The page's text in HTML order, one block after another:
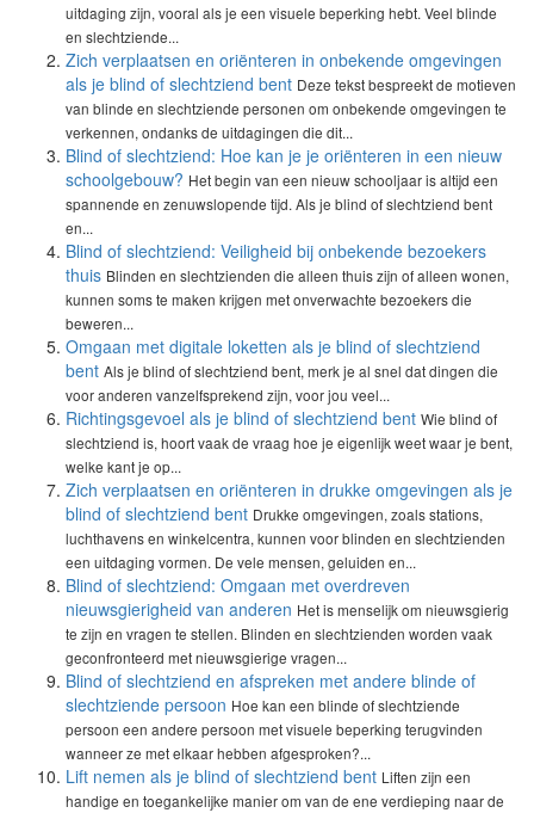
uitdaging zijn, vooral als je een visuele beperking hebt. Veel blinde
en slechtziende...
Zich verplaatsen en oriënteren in onbekende omgevingen
als je blind of slechtziend bent Deze tekst bespreekt de motieven
van blinde en slechtziende personen om onbekende omgevingen te
verkennen, ondanks de uitdagingen die dit...
Blind of slechtziend: Hoe kan je je oriënteren in een nieuw
schoolgebouw? Het begin van een nieuw schooljaar is altijd een
spannende en zenuwslopende tijd. Als je blind of slechtziend bent
en...
Blind of slechtziend: Veiligheid bij onbekende bezoekers
thuis Blinden en slechtzienden die alleen thuis zijn of alleen wonen,
kunnen soms te maken krijgen met onverwachte bezoekers die
beweren...
Omgaan met digitale loketten als je blind of slechtziend
bent Als je blind of slechtziend bent, merk je al snel dat dingen die
voor anderen vanzelfsprekend zijn, voor jou veel...
Richtingsgevoel als je blind of slechtziend bent Wie blind of
slechtziend is, hoort vaak de vraag hoe je eigenlijk weet waar je bent,
welke kant je op...
Zich verplaatsen en oriënteren in drukke omgevingen als je
blind of slechtziend bent Drukke omgevingen, zoals stations,
luchthavens en winkelcentra, kunnen voor blinden en slechtzienden
een uitdaging vormen. De vele mensen, geluiden en...
Blind of slechtziend: Omgaan met overdreven
nieuwsgierigheid van anderen Het is menselijk om nieuwsgierig
te zijn en vragen te stellen. Blinden en slechtzienden worden vaak
geconfronteerd met nieuwsgierige vragen...
Blind of slechtziend en afspreken met andere blinde of
slechtziende persoon Hoe kan een blinde of slechtziende
persoon een andere persoon met visuele beperking terugvinden
wanneer ze met elkaar hebben afgesproken?...
Lift nemen als je blind of slechtziend bent Liften zijn een
handige en toegankelijke manier om van de ene verdieping naar de